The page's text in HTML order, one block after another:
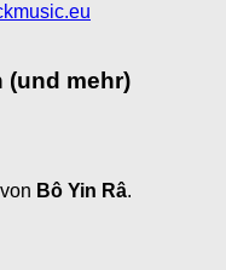
(und mehr)
Bô Yin Râ.